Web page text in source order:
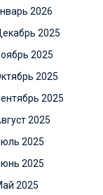
2026
2025
2025
2025
2025
2025
2025
2025
2025